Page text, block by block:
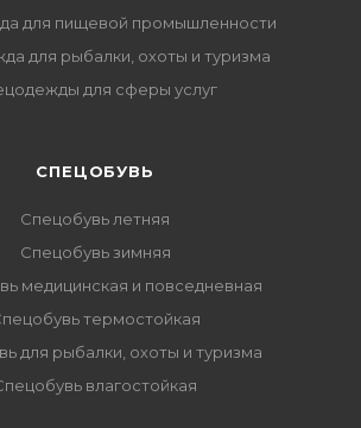
для пищевой промышленности
для рыбалки, охоты и туризма
для сферы услуг
CПЕЦОБУВЬ
Спецобувь летняя
Спецобувь зимняя
медицинская и повседневная
термостойкая
для рыбалки, охоты и туризма
влагостойкая